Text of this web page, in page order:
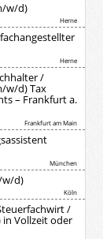
w/d)
Herne
Herne
/
w/d) Tax
– Frankfurt a.
Frankfurt am Main
München
w/d)
Köln
/
Vollzeit oder